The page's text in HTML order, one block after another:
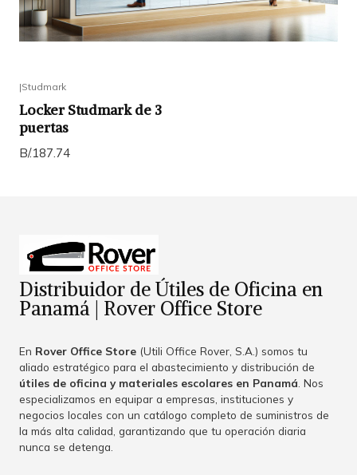
|Studmark
Locker Studmark de 3
puertas
B/.187.74
Distribuidor de Útiles de Oficina en
Panamá | Rover Office Store
En Rover Office Store (Utili Office Rover, S.A.) somos tu
aliado estratégico para el abastecimiento y distribución de
útiles de oficina y materiales escolares en Panamá . Nos
especializamos en equipar a empresas, instituciones y
negocios locales con un catálogo completo de suministros de
la más alta calidad, garantizando que tu operación diaria
nunca se detenga.